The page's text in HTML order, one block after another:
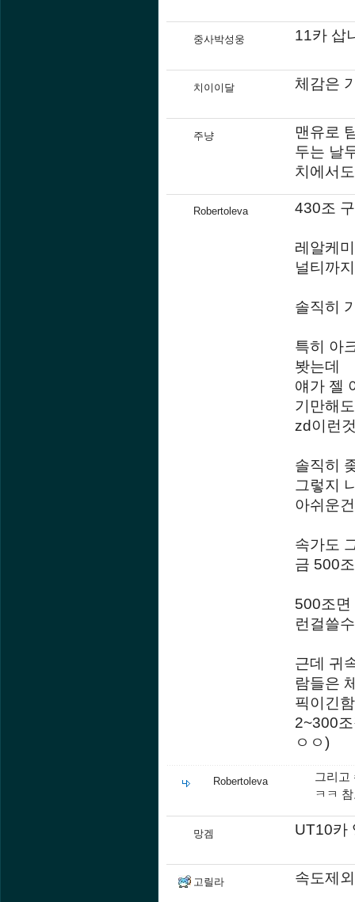
중사박성웅 11카 삽
치이이달 체감은
주냥
맨유로
두는 날
치에서
Robertoleva 430조
레알케
널티까
솔직히
특히 아
봣는데
얘가 젤
기만해
zd이런
솔직히
그렇지
아쉬운
속가도
금 500
500조면
런걸쓸
근데 귀
람들은
픽이긴
2~300
ㅇㅇ)
Robertoleva
그리고
ㅋㅋ
망겜 UT10카
고릴라 속도제